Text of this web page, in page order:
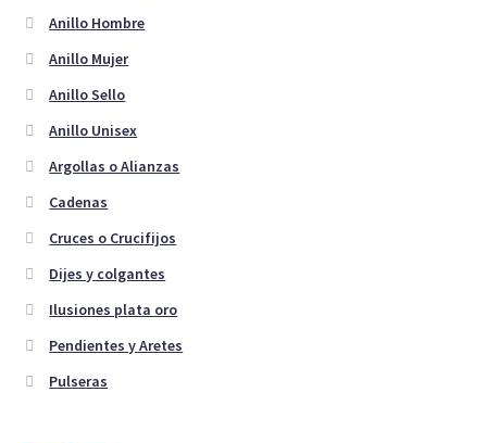
Anillo Hombre
Anillo Mujer
Anillo Sello
Anillo Unisex
Argollas o Alianzas
Cadenas
Cruces o Crucifijos
Dijes y colgantes
Ilusiones plata oro
Pendientes y Aretes
Pulseras